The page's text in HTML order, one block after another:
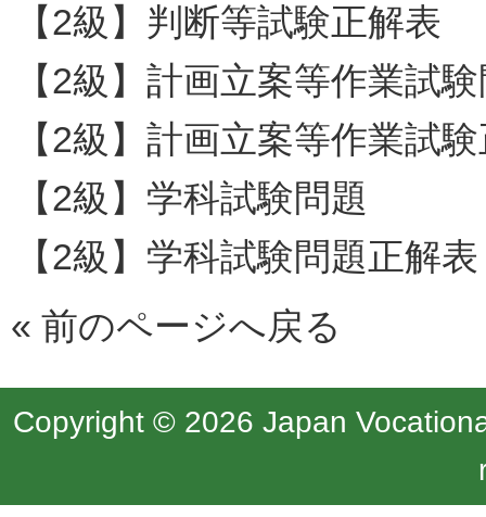
【2級】判断等試験正解表
【2級】計画立案等作業試
【2級】計画立案等作業試
【2級】学科試験問題
【2級】学科試験問題正解表
« 前のページへ戻る
Copyright © 2026 Japan